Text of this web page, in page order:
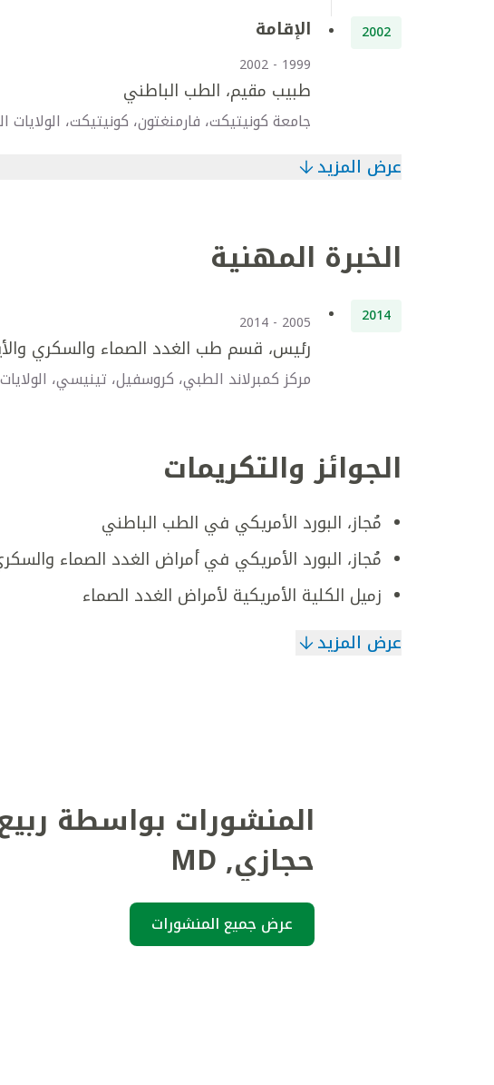
2002 الإقامة
1999 - 2002
طبيب مقيم، الطب الباطني
جامعة كونيتيكت، فارمنغتون، كونيتيكت، الولايات
عرض المزيد
الخبرة المهنية
2014
2005 - 2014
رئيس، قسم طب الغدد الصماء والسكري
مركز كمبرلاند الطبي، كروسفيل، تينيسي،
الجوائز والتكريمات
مُجاز، البورد الأمريكي في الطب الباطني
مُجاز، البورد الأمريكي في أمراض الغدد الصماء
زميل الكلية الأمريكية لأمراض الغدد الصماء
عرض المزيد
المنشورات بواسطة
حجازي,
MD
عرض جميع المنشورات